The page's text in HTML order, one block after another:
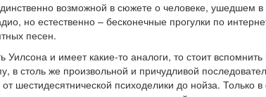
возможной в сюжете о человеке, ушедшем
но естественно – бесконечные прогулки по
песен.
Уилсона и имеет какие-то аналоги, то стоит вспомнить
в столь же произвольной и причудливой
шестидесятнической психоделики до нойза. Только